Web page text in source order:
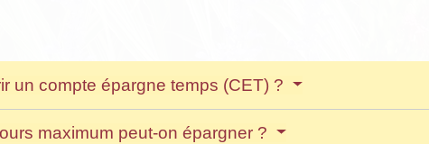
un compte épargne temps (CET) ?
maximum peut-on épargner ?